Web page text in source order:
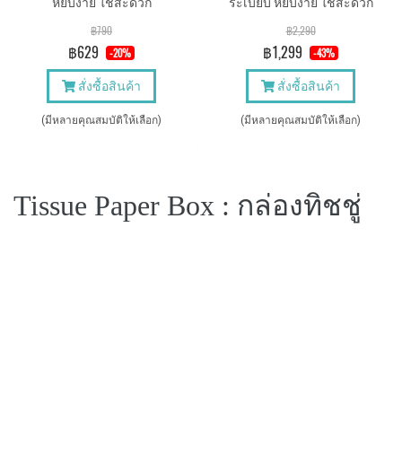
฿790
฿629 -20%
สั่งซื้อสินค้า
(มีหลายคุณสมบัติให้เลือก)
฿2,290
฿1,299 -43%
สั่งซื้อสินค้า
(มีหลายคุณสมบัติให้เลือก)
Tissue Paper Box : กล่องทิชชู่